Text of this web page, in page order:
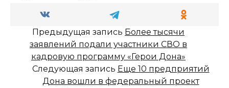
Предыдущая запись Более тысячи
заявлений подали участники СВО в
кадровую программу «Герои Дона»
Следующая запись Еще 10 предприятий
Дона вошли в федеральный проект